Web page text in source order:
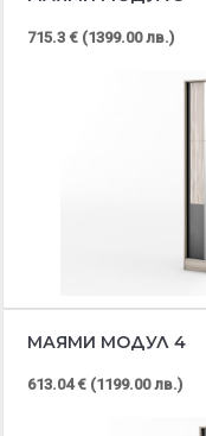
715.3 € (1399.00 лв.)
МАЯМИ МОДУЛ 4
613.04 € (1199.00 лв.)